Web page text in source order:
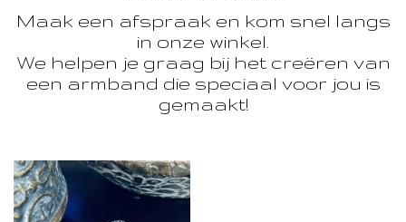
Maak een afspraak en kom snel langs
in onze winkel.
We helpen je graag bij het creëren van
een armband die speciaal voor jou is
gemaakt!